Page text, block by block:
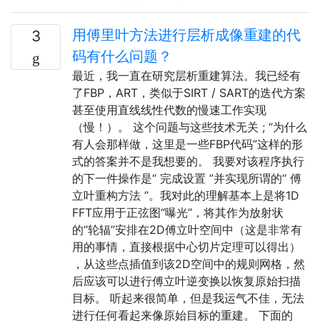
3
用傅里叶方法进行层析成像重建的代
码有什么问题？
最近，我一直在研究层析重建算法。我已经有
了FBP，ART，类似于SIRT / SART的迭代方案
甚至使用直线线性代数的慢速工作实现
（慢！）。 这个问题与这些技术无关 ; “为什么
有人会那样做，这里是一些FBP代码”这样的形
式的答案并不是我想要的。 我要对该程序执行
的下一件操作是“ 完成设置 ”并实现所谓的“ 傅
立叶重构方法 ”。我对此的理解基本上是将1D
FFT应用于正弦图“曝光”，将其作为放射状
的“轮辐”安排在2D傅立叶空间中（这是非常有
用的事情，直接根据中心切片定理可以得出）
，从这些点插值到该2D空间中的规则网格，然
后应该可以进行傅立叶逆变换以恢复原始扫描
目标。 听起来很简单，但是我运气不佳，无法
进行任何看起来像原始目标的重建。 下面的